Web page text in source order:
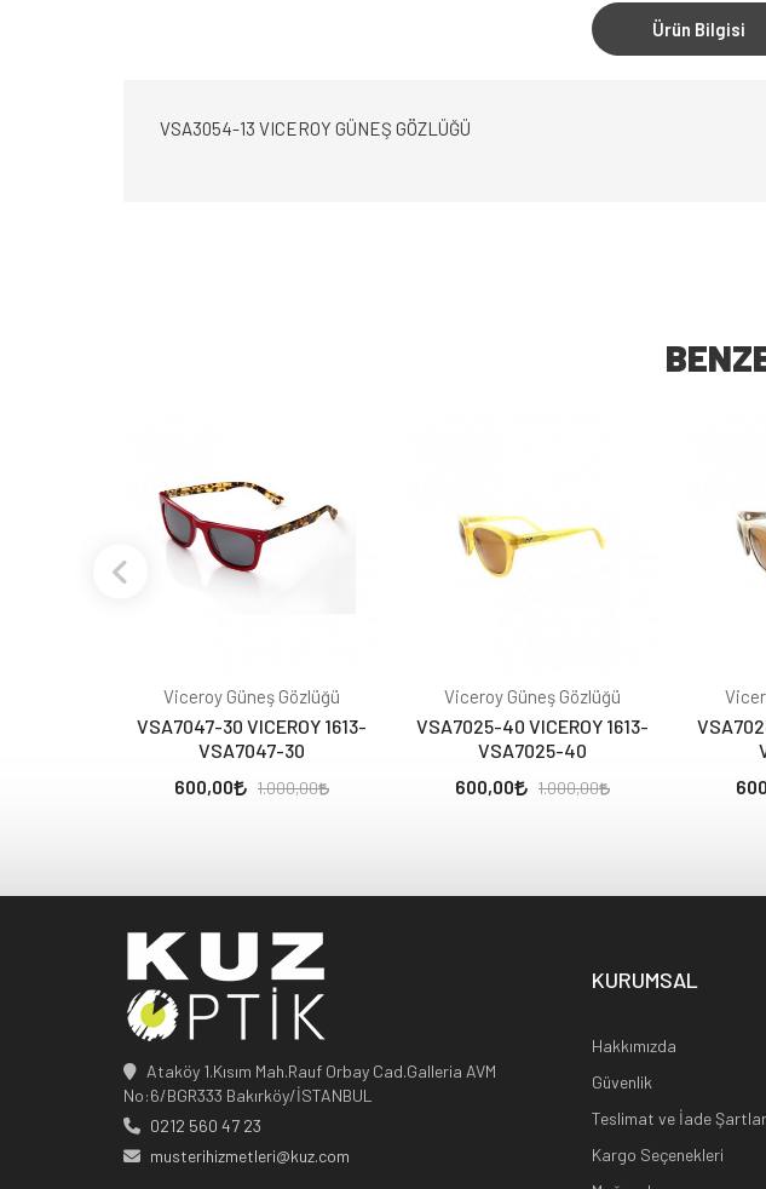
Ürün Bilgisi
VSA3054-13 VICEROY GÜNEŞ GÖZLÜĞÜ
Viceroy Güneş Gözlüğü
VSA7047-30 VICEROY 1613-
VSA7047-30
600,00
1.000,00
Viceroy Güneş Gözlüğü
VSA7025-40 VICEROY 1613-
VSA7025-40
600,00
1.000,00
Ataköy 1.Kısım Mah.Rauf Orbay Cad.Galleria AVM
No:6/BGR333 Bakırköy/İSTANBUL
0212 560 47 23
musterihizmetleri@kuz.com
KURUMSAL
Hakkımızda
Güvenlik
Teslimat ve İade
Kargo Seçenekleri